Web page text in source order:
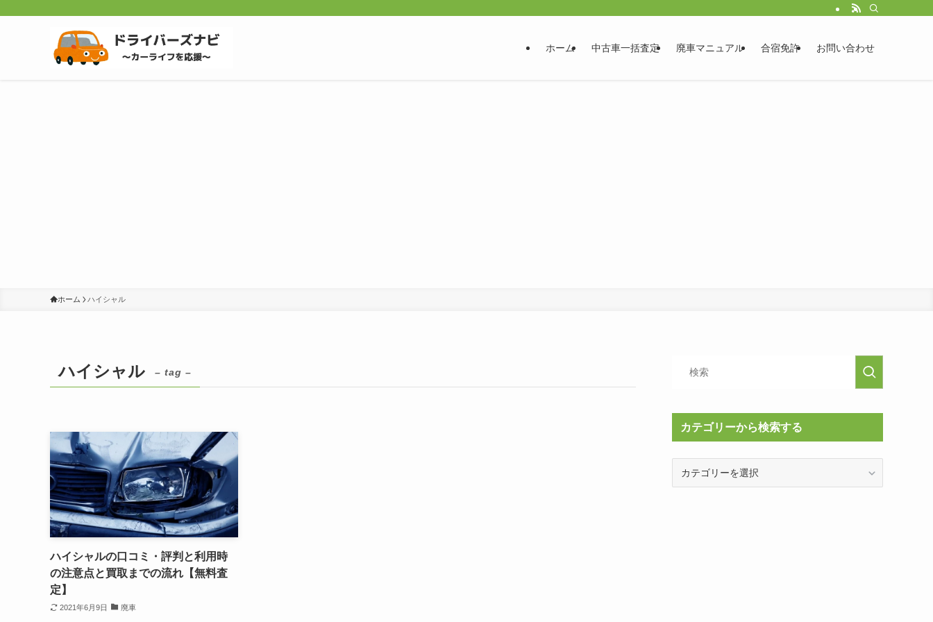
ホーム 中古車一括査定 廃車マニュアル 合宿免許 お問い合わせ
ホーム ハイシャル
ハイシャル – tag –
ハイシャルの口コミ・評判と利用時
の注意点と買取までの流れ【無料査
定】
2021年6月9日 廃車
カテゴリーから検索する